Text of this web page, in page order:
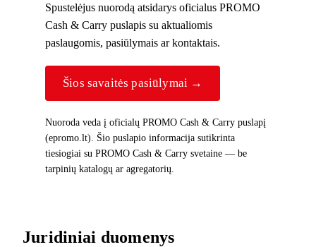
Spustelėjus nuorodą atsidarys oficialus PROMO
Cash & Carry puslapis su aktualiomis
paslaugomis, pasiūlymais ar kontaktais.
Šios savaitės pasiūlymai →
Nuoroda veda į oficialų PROMO Cash & Carry puslapį
(epromo.lt). Šio puslapio informacija sutikrinta
tiesiogiai su PROMO Cash & Carry svetaine — be
tarpinių katalogų ar agregatorių.
Juridiniai duomenys